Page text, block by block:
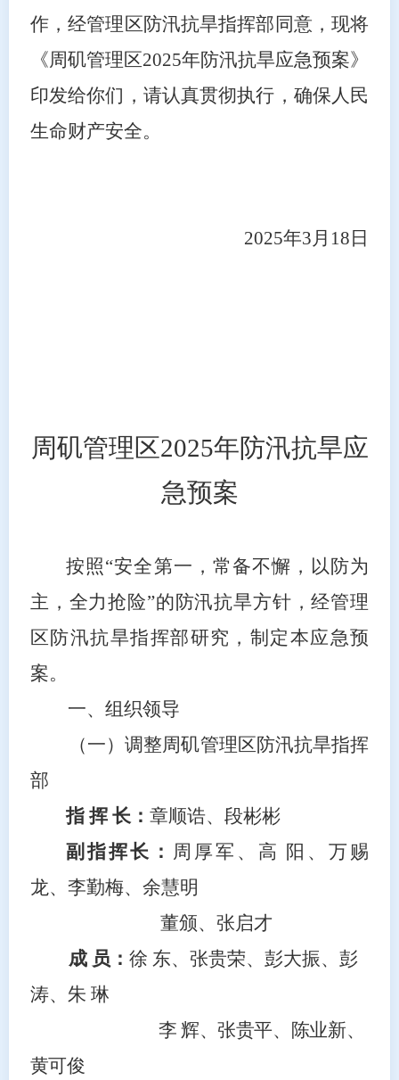
作，经管理区防汛抗旱指挥部同意，现将
《周矶管理区2025年防汛抗旱应急预案》
印发给你们，请认真贯彻执行，确保人民
生命财产安全。
2025年3月 18 日
周矶管理区2025年防汛抗旱应
急预案
按照“安全第一，常备不懈，以防为
主，全力抢险”的防汛抗旱方针 ，经管理
区防汛抗旱指挥部研究，制定本应急预
案。
一、组织领导
（一）调整周矶管理区防汛抗旱指挥
部
指 挥 长：章顺诰、段彬彬
副指挥长： 周厚军、 高 阳、万赐
龙、李勤梅、余慧明
董颁、 张启才
成 员：徐 东、张贵荣、彭大振、彭
涛、 朱 琳
李 辉、张贵平、 陈业新、
黄可俊